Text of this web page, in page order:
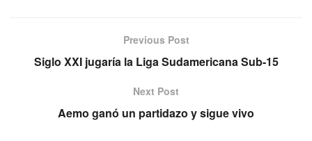
Previous Post
Siglo XXI jugaría la Liga Sudamericana Sub-15
Next Post
Aemo ganó un partidazo y sigue vivo